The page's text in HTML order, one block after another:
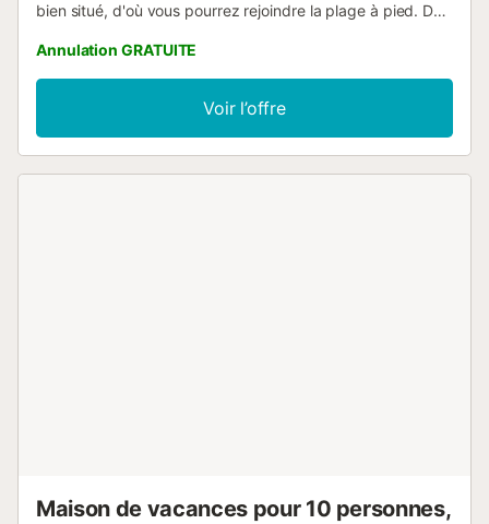
bien situé, d'où vous pourrez rejoindre la plage à pied. Des
forment ici le cadre de votre pause loin du quotidien.
Profitez des soirées lorsque vous rentrez de la plage ou
d'une excursion passionnante, préparez ensemble de bons
petits plats et profitez pleinement des moments passés
ensemble. Sur le balcon et la terrasse, laissez-vous
Annulation GRATUITE
Voir l’offre
Maison de vacances pour 10 personnes,